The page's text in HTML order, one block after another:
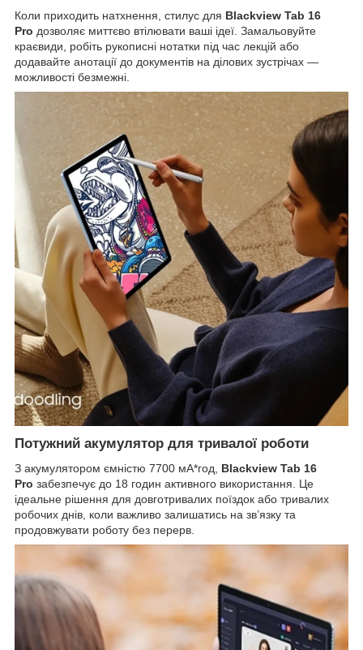
Коли приходить натхнення, стилус для Blackview Tab 16
Pro дозволяє миттєво втілювати ваші ідеї. Замальовуйте
краєвиди, робіть рукописні нотатки під час лекцій або
додавайте анотації до документів на ділових зустрічах —
можливості безмежні.
Потужний акумулятор для тривалої роботи
З акумулятором ємністю 7700 мА*год, Blackview Tab 16
Pro забезпечує до 18 годин активного використання. Це
ідеальне рішення для довготривалих поїздок або тривалих
робочих днів, коли важливо залишатись на зв’язку та
продовжувати роботу без перерв.